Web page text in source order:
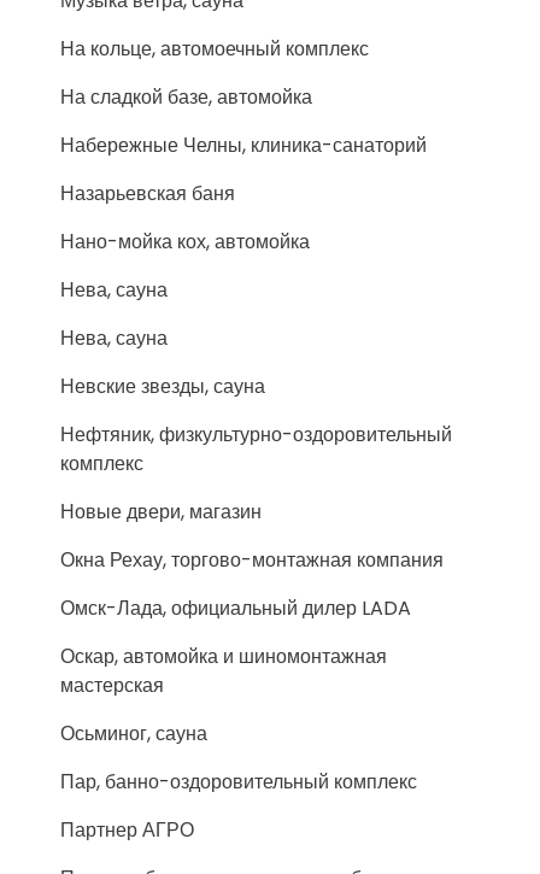
На кольце, автомоечный комплекс
На сладкой базе, автомойка
Набережные Челны, клиника-санаторий
Назарьевская баня
Нано-мойка кох, автомойка
Нева, сауна
Нева, сауна
Невские звезды, сауна
Нефтяник, физкультурно-оздоровительный
комплекс
Новые двери, магазин
Окна Рехау, торгово-монтажная компания
Омск-Лада, официальный дилер LADA
Оскар, автомойка и шиномонтажная
мастерская
Осьминог, сауна
Пар, банно-оздоровительный комплекс
Партнер АГРО